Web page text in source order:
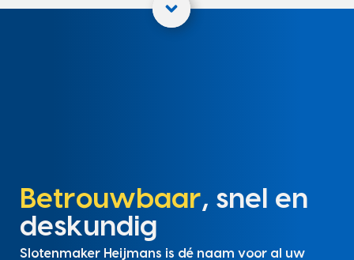
Betrouwbaar, snel en
deskundig
Slotenmaker Heijmans is dé naam voor al uw